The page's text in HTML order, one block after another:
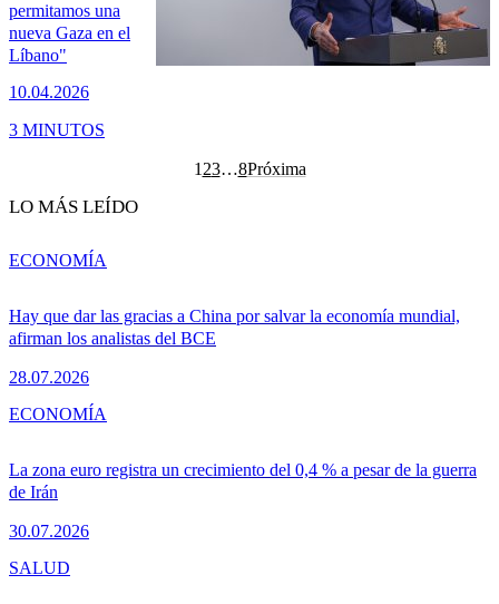
permitamos una
nueva Gaza en el
Líbano"
10.04.2026
3 MINUTOS
1 23…8Próxima
LO MÁS LEÍDO
Hay que dar las gracias a China por salvar la economía mundial,
afirman los analistas del BCE
28.07.2026
ECONOMÍA
La zona euro registra un crecimiento del 0,4 % a pesar de la guerra
de Irán
30.07.2026
ECONOMÍA
SALUD